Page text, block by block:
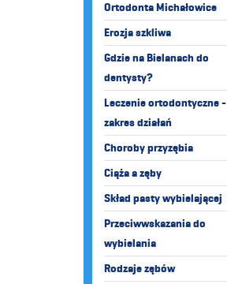
Ortodonta Michałowice
Erozja szkliwa
Gdzie na Bielanach do
dentysty?
Leczenie ortodontyczne -
zakres działań
Choroby przyzębia
Ciąża a zęby
Skład pasty wybielającej
Przeciwwskazania do
wybielania
Rodzaje zębów